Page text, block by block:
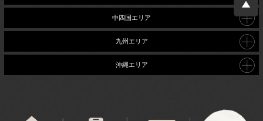
中四国エリア
九州エリア
沖縄エリア